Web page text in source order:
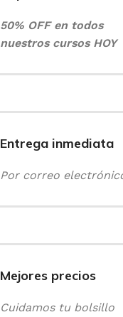
50% OFF en todos
nuestros cursos HOY
Entrega inmediata
Por correo
Mejores precios
Cuidamos tu bolsillo